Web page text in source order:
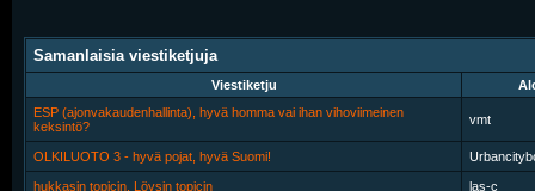
Samanlaisia viestiketjuja
Viestiketju
ESP (ajonvakaudenhallinta), hyvä homma vai ihan vihoviimeinen
keksintö?
vmt
OLKILUOTO 3 - hyvä pojat, hyvä Suomi!
hukkasin topicin, Löysin topicin las-c